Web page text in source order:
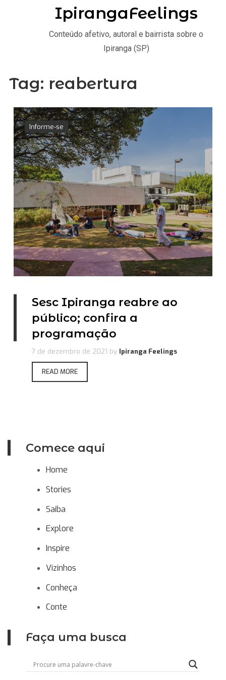
Comece aqui
Home
Stories
Saiba
Explore
Inspire
Vizinhos
Conheça
Conte
Faça uma busca
Tag: reabertura
Informe-se
Sesc Ipiranga reabre ao
público; confira a
programação
7 de dezembro de 2021 by Ipiranga Feelings
READ MORE
IpirangaFeelings
Conteúdo afetivo, autoral e bairrista sobre o
Ipiranga (SP)